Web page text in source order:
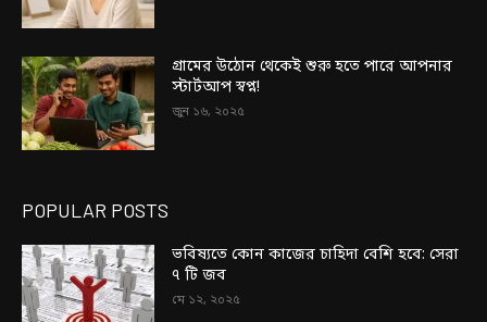
গ্রামের উঠোন থেকেই শুরু হতে পারে আপনার
স্টার্টআপ স্বপ্ন!
জুন ১৬, ২০২৫
POPULAR POSTS
ভবিষ্যতে কোন কাজের চাহিদা বেশি হবে: সেরা
৭ টি জব
মে ১২, ২০২৫